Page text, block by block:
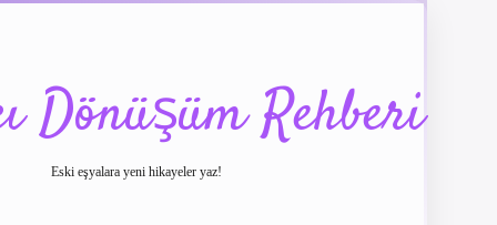
Dönüşüm Rehberi
Eski eşyalara yeni hikayeler yaz!